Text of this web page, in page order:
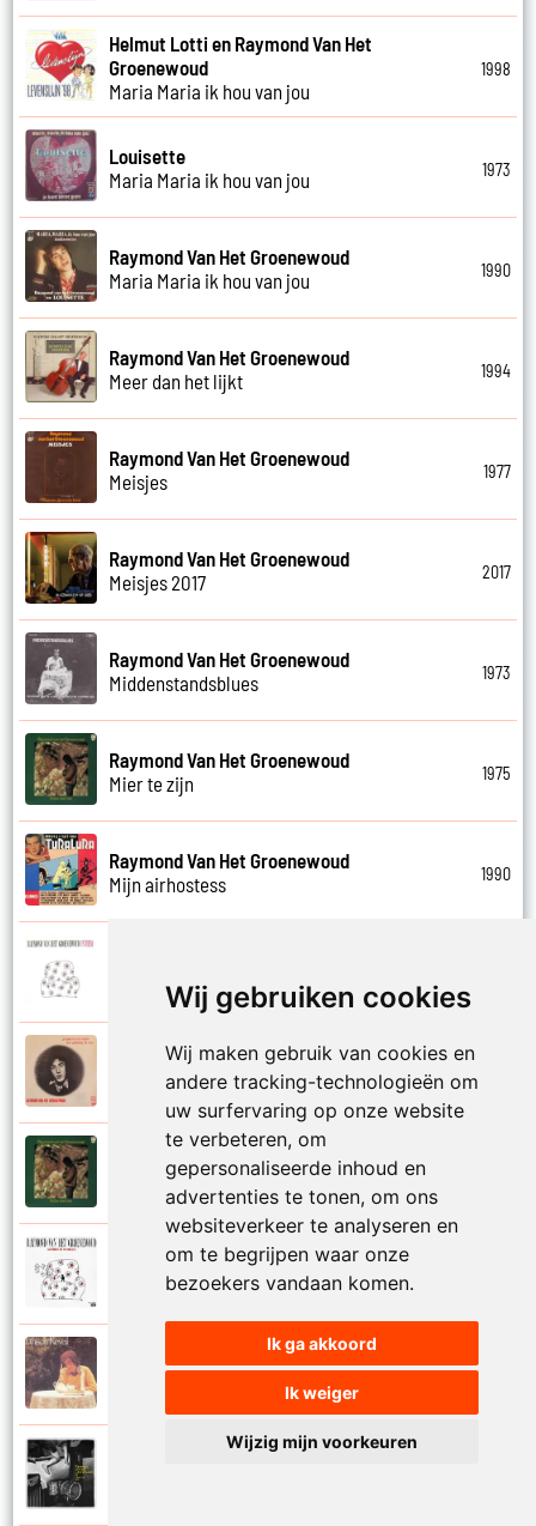
Wij gebruiken cookies
Wij maken gebruik van cookies en
andere tracking-technologieën om
uw surfervaring op onze website
te verbeteren, om
gepersonaliseerde inhoud en
advertenties te tonen, om ons
websiteverkeer te analyseren en
om te begrijpen waar onze
bezoekers vandaan komen.
Ik ga akkoord
Ik weiger
Wijzig mijn voorkeuren
Helmut Lotti en Raymond Van Het
Groenewoud
Maria Maria ik hou van jou
1998
Louisette
Maria Maria ik hou van jou
1973
Raymond Van Het Groenewoud
Maria Maria ik hou van jou
1990
Raymond Van Het Groenewoud
Meer dan het lijkt
1994
Raymond Van Het Groenewoud
Meisjes
1977
Raymond Van Het Groenewoud
Meisjes 2017
2017
Raymond Van Het Groenewoud
Middenstandsblues
1973
Raymond Van Het Groenewoud
Mier te zijn
1975
Raymond Van Het Groenewoud
Mijn airhostess
1990
Mijn leven lang
Raymond Van Het Groenewoud
Mijn lieve schatje
Raymond Van Het Groenewoud
Mijn schoolgaande jeugd
Raymond Van Het Groenewoud
Mijnheer de postbode
Raymond Van Het Groenewoud